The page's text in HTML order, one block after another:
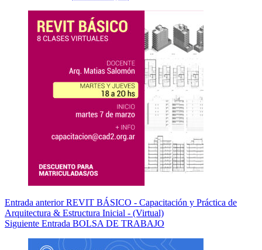
Entrada anteriorREVIT BÁSICO - Capacitación y Práctica de
Arquitectura & Estructura Inicial - (Virtual)
Siguiente Entrada BOLSA DE TRABAJO